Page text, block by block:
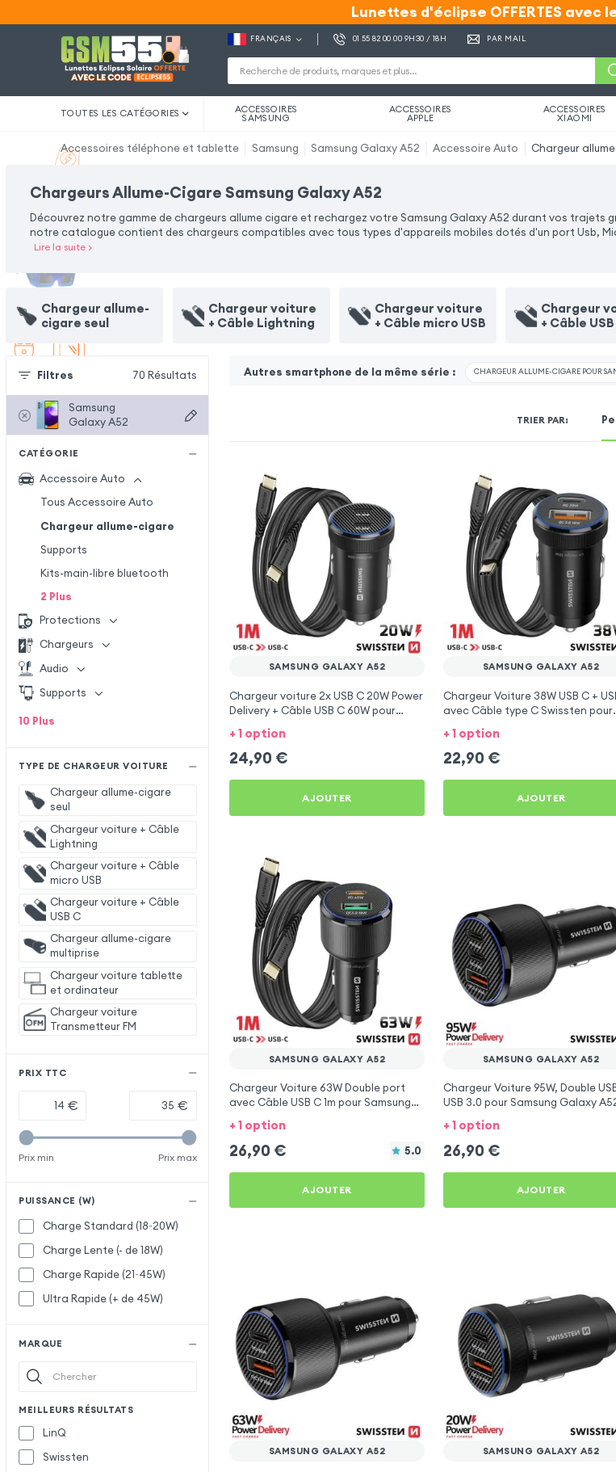
Lunettes d'éclipse OFFERTES avec
Lunettes d'éclipse OFFERTES avec le
FRANÇAIS 01 55 82 00 00 9H30 / 18H PAR MAIL
TOUTES LES CATÉGORIES ACCESSOIRES
SAMSUNG
ACCESSOIRES
APPLE
ACCESSOIRES
XIAOMI
Accessoires téléphone et tablette Samsung Samsung Galaxy A52 Accessoire Auto Chargeur
Chargeurs Allume-Cigare Samsung Galaxy A52
Découvrez notre gamme de chargeurs allume cigare et rechargez votre Samsung Galaxy A52 durant vos trajets
notre catalogue contient des chargeurs compatibles avec tous types d'appareils mobiles dotés d'un port Usb,
Lire la suite>
Chargeur allume-
cigare seul
Chargeur voiture
+ Câble Lightning
Chargeur voiture
+ Câble micro USB
Chargeur
+ Câble
Filtres 70 Résultats
Samsung
Galaxy A52
CATÉGORIE
Accessoire Auto
Tous Accessoire Auto
Chargeur allume-cigare
Supports
Kits-main-libre bluetooth
2 Plus
Protections
Chargeurs
Audio
Supports
10 Plus
TYPE DE CHARGEUR VOITURE
Chargeur allume-cigare
seul
Chargeur voiture + Câble
Lightning
Chargeur voiture + Câble
micro USB
Chargeur voiture + Câble
USB C
Chargeur allume-cigare
multiprise
Chargeur voiture tablette
et ordinateur
Chargeur voiture
Transmetteur FM
PRIX TTC
€ €
Prix min Prix max
PUISSANCE (W)
Charge Standard (18~20W)
Charge Lente (- de 18W)
Charge Rapide (21~45W)
Ultra Rapide (+ de 45W)
MARQUE
MEILLEURS RÉSULTATS
LinQ
Swissten
Autres smartphone de la même série : CHARGEUR ALLUME-CIGARE POUR
TRIER PAR:
SAMSUNG GALAXY A52
Chargeur voiture 2x USB C 20W Power
Delivery + Câble USB C 60W pour
Samsung Galaxy A52
+ 1 option
24,90 €
AJOUTER
SAMSUNG GALAXY A52
Chargeur Voiture 38W USB C +
avec Câble type C Swissten pour
Samsung Galaxy A52
+ 1 option
22,90 €
AJOUTER
SAMSUNG GALAXY A52
Chargeur Voiture 63W Double port
avec Câble USB C 1m pour Samsung
Galaxy A52
+ 1 option
26,90 € 5.0
AJOUTER
SAMSUNG GALAXY A52
Chargeur Voiture 95W, Double
USB 3.0 pour Samsung Galaxy
+ 1 option
26,90 €
AJOUTER
SAMSUNG GALAXY A52 SAMSUNG GALAXY A52